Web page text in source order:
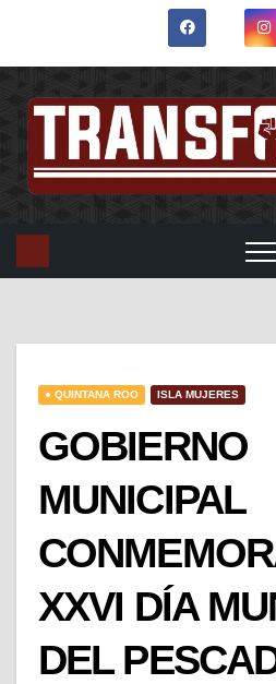
● QUINTANA ROO ISLA MUJERES
GOBIERNO
MUNICIPAL
XXVI DÍA
DEL